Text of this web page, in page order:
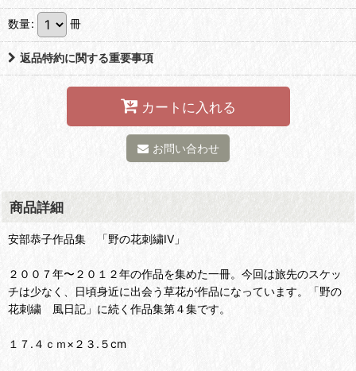
数量: 冊
返品特約に関する重要事項
カートに入れる
お問い合わせ
商品詳細
安部恭子作品集 「野の花刺繍IV」
２００７年〜２０１２年の作品を集めた一冊。今回は旅先のスケッ
チは少なく、日頃身近に出会う草花が作品になっています。「野の
花刺繍 風日記」に続く作品集第４集です。
１７.４ｃｍ×２３.５cm